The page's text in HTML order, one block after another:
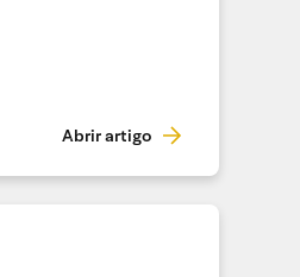
Abrir artigo